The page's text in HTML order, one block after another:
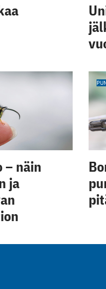
– näin
ja